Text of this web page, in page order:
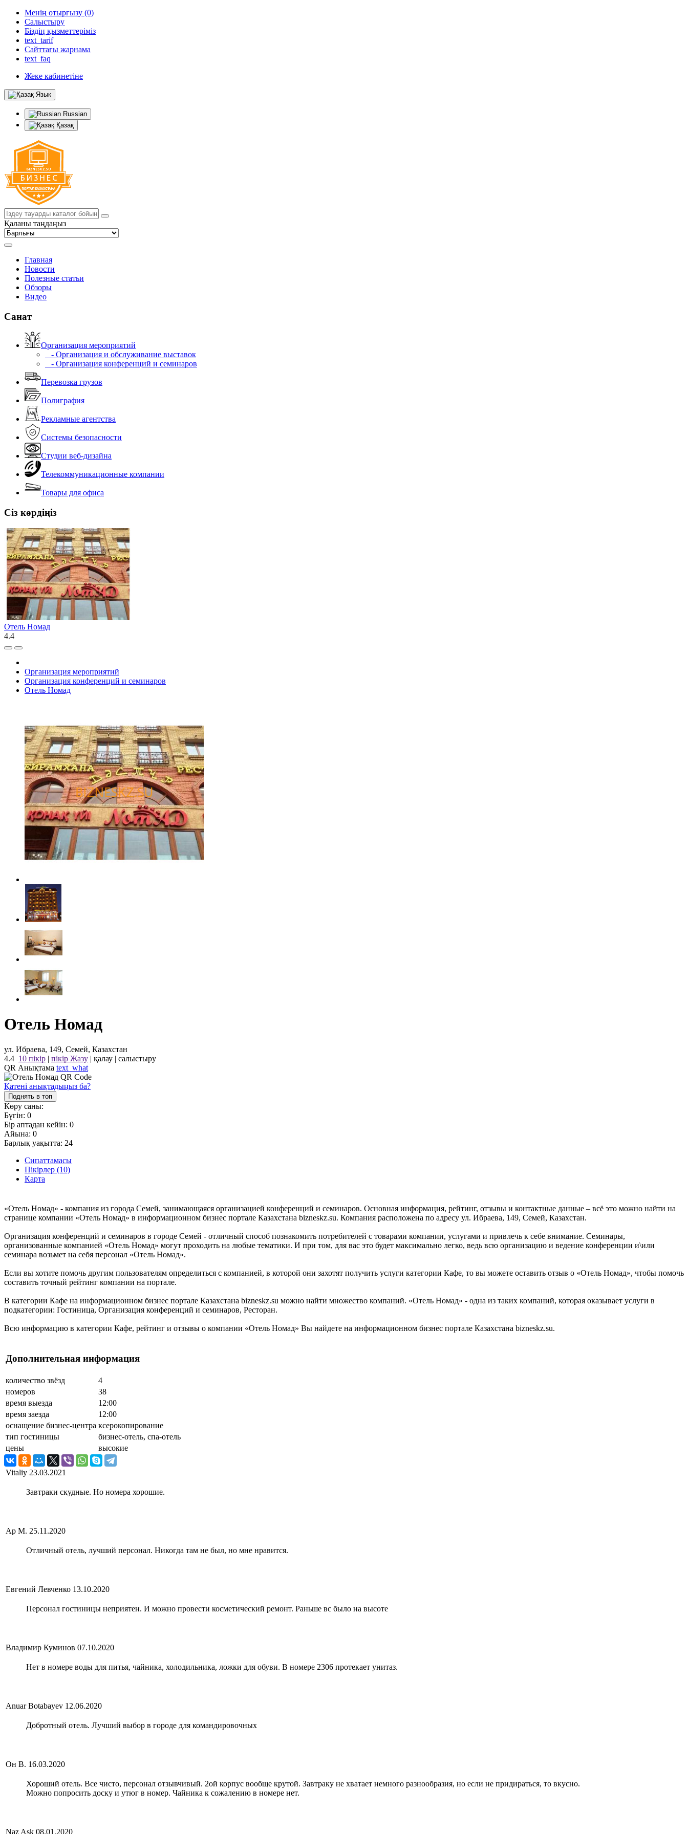
Менің отырғызу (0)
Салыстыру
Біздің қызметтеріміз
text_tarif
Сайттағы жарнама
text_faq
Жеке кабинетіне
Язык
Russian
Қазақ
Қаланы таңдаңыз
Главная
Новости
Полезные статьи
Обзоры
Видео
Санат
Организация мероприятий
- Организация и обслуживание выставок
- Организация конференций и семинаров
Перевозка грузов
Полиграфия
Рекламные агентства
Системы безопасности
Студии веб-дизайна
Телекоммуникационные компании
Товары для офиса
Сіз көрдіңіз
Отель Номад
4.4
Организация мероприятий
Организация конференций и семинаров
Отель Номад
Отель Номад
ул. Ибраева, 149, Семей, Казахстан
4.4 10 пікір | пікір Жазу | қалау | салыстыру
QR Анықтама text_what
Қатені анықтадыңыз ба?
Поднять в топ
Көру саны:
Бүгін: 0
Бір аптадан кейін: 0
Айына: 0
Барлық уақытта: 24
Сипаттамасы
Пікірлер (10)
Карта
«Отель Номад» - компания из города Семей, занимающаяся организацией конференций и семинаров. Основная информация, рейтинг, отзывы и контактные данные – всё это можно найти на
странице компании «Отель Номад» в информационном бизнес портале Казахстана bizneskz.su. Компания расположена по адресу ул. Ибраева, 149, Семей, Казахстан.
Организация конференций и семинаров в городе Семей - отличный способ познакомить потребителей с товарами компании, услугами и привлечь к себе внимание. Семинары,
организованные компанией «Отель Номад» могут проходить на любые тематики. И при том, для вас это будет максимально легко, ведь всю организацию и ведение конференции и\или
семинара возьмет на себя персонал «Отель Номад».
Если вы хотите помочь другим пользователям определиться с компанией, в которой они захотят получить услуги категории Кафе, то вы можете оставить отзыв о «Отель Номад», чтобы помочь
составить точный рейтинг компании на портале.
В категории Кафе на информационном бизнес портале Казахстана bizneskz.su можно найти множество компаний. «Отель Номад» - одна из таких компаний, которая оказывает услуги в
подкатегории: Гостиница, Организация конференций и семинаров, Ресторан.
Всю информацию в категории Кафе, рейтинг и отзывы о компании «Отель Номад» Вы найдете на информационном бизнес портале Казахстана bizneskz.su.
Дополнительная информация
количество звёзд
4
номеров
38
время выезда
12:00
время заезда
12:00
оснащение бизнес-центра ксерокопирование
тип гостиницы
бизнес-отель, спа-отель
цены
высокие
Vitaliy 23.03.2021
Завтраки скудные. Но номера хорошие.
Ар М. 25.11.2020
Отличный отель, лучший персонал. Никогда там не был, но мне нравится.
Евгений Левченко 13.10.2020
Персонал гостиницы неприятен. И можно провести косметический ремонт. Раньше вс было на высоте
Владимир Куминов 07.10.2020
Нет в номере воды для питья, чайника, холодильника, ложки для обуви. В номере 2306 протекает унитаз.
Anuar Botabayev 12.06.2020
Добротный отель. Лучший выбор в городе для командировочных
Он В. 16.03.2020
Хороший отель. Все чисто, персонал отзывчивый. 2ой корпус вообще крутой. Завтраку не хватает немного разнообразия, но если не придираться, то вкусно.
Можно попросить доску и утюг в номер. Чайника к сожалению в номере нет.
Naz Ask 08.01.2020